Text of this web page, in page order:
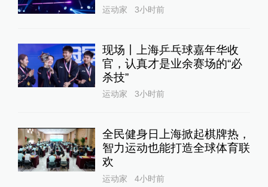
运动家 3小时前
现场丨上海乒乓球嘉年华收
官，认真才是业余赛场的“必
杀技”
运动家 3小时前
全民健身日上海掀起棋牌热，
智力运动也能打造全球体育联
欢
运动家 4小时前